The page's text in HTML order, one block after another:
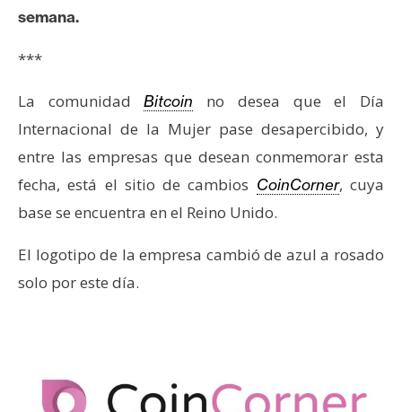
h
e
r
e
I
A
n
semana.
***
La comunidadBitcoin
no desea que el Día
Internacional de la Mujer pase desapercibido, y
entre las empresas que desean conmemorar esta
fecha, está el sitio de cambios CoinCorner, cuya
base se encuentra en el Reino Unido.
El logotipo de la empresa cambió de azul a rosado
solo por este día.